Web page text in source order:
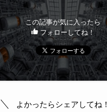
この記事が気に入ったら
フォローしてね！
よかったらシェアしてね！